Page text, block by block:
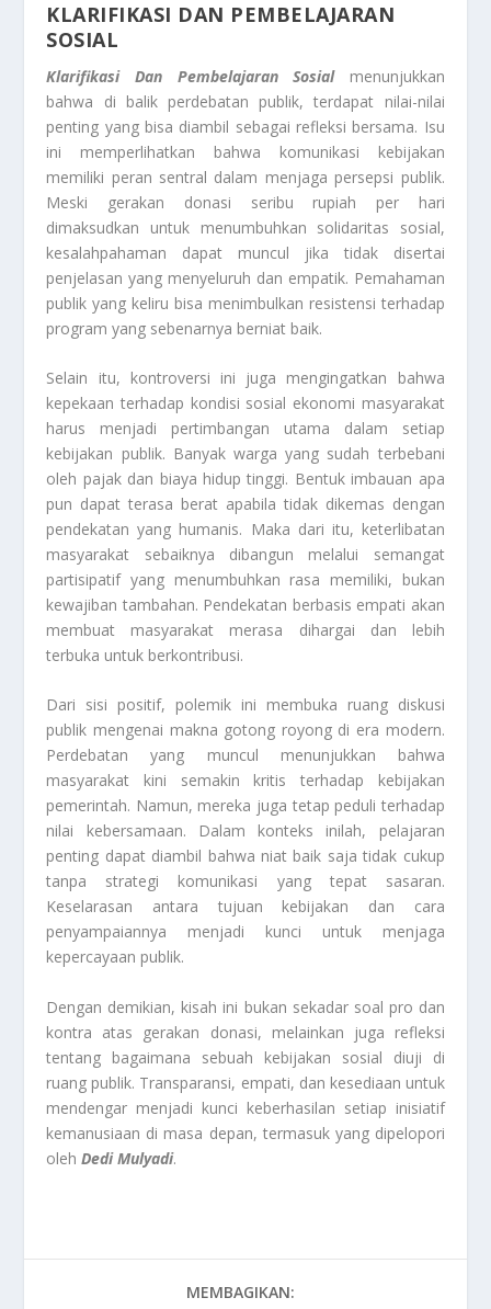
KLARIFIKASI DAN PEMBELAJARAN
SOSIAL
Klarifikasi Dan Pembelajaran Sosialmenunjukkan
bahwa di balik perdebatan publik, terdapat nilai-nilai
penting yang bisa diambil sebagai refleksi bersama. Isu
ini memperlihatkan bahwa komunikasi kebijakan
memiliki peran sentral dalam menjaga persepsi publik.
Meski gerakan donasi seribu rupiah per hari
dimaksudkan untuk menumbuhkan solidaritas sosial,
kesalahpahaman dapat muncul jika tidak disertai
penjelasan yang menyeluruh dan empatik. Pemahaman
publik yang keliru bisa menimbulkan resistensi terhadap
program yang sebenarnya berniat baik.
Selain itu, kontroversi ini juga mengingatkan bahwa
kepekaan terhadap kondisi sosial ekonomi masyarakat
harus menjadi pertimbangan utama dalam setiap
kebijakan publik. Banyak warga yang sudah terbebani
oleh pajak dan biaya hidup tinggi. Bentuk imbauan apa
pun dapat terasa berat apabila tidak dikemas dengan
pendekatan yang humanis. Maka dari itu, keterlibatan
masyarakat sebaiknya dibangun melalui semangat
partisipatif yang menumbuhkan rasa memiliki, bukan
kewajiban tambahan. Pendekatan berbasis empati akan
membuat masyarakat merasa dihargai dan lebih
terbuka untuk berkontribusi.
Dari sisi positif, polemik ini membuka ruang diskusi
publik mengenai makna gotong royong di era modern.
Perdebatan yang muncul menunjukkan bahwa
masyarakat kini semakin kritis terhadap kebijakan
pemerintah. Namun, mereka juga tetap peduli terhadap
nilai kebersamaan. Dalam konteks inilah, pelajaran
penting dapat diambil bahwa niat baik saja tidak cukup
tanpa strategi komunikasi yang tepat sasaran.
Keselarasan antara tujuan kebijakan dan cara
penyampaiannya menjadi kunci untuk menjaga
kepercayaan publik.
Dengan demikian, kisah ini bukan sekadar soal pro dan
kontra atas gerakan donasi, melainkan juga refleksi
tentang bagaimana sebuah kebijakan sosial diuji di
ruang publik. Transparansi, empati, dan kesediaan untuk
mendengar menjadi kunci keberhasilan setiap inisiatif
kemanusiaan di masa depan, termasuk yang dipelopori
olehDedi Mulyadi.
MEMBAGIKAN: